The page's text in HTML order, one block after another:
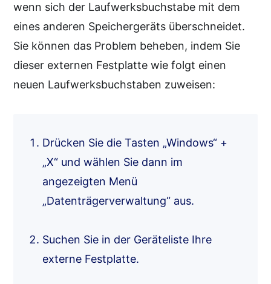
wenn sich der Laufwerksbuchstabe mit dem
eines anderen Speichergeräts überschneidet.
Sie können das Problem beheben, indem Sie
dieser externen Festplatte wie folgt einen
neuen Laufwerksbuchstaben zuweisen:
Drücken Sie die Tasten „Windows“ +
„X“ und wählen Sie dann im
angezeigten Menü
„Datenträgerverwaltung“ aus.
Suchen Sie in der Geräteliste Ihre
externe Festplatte.